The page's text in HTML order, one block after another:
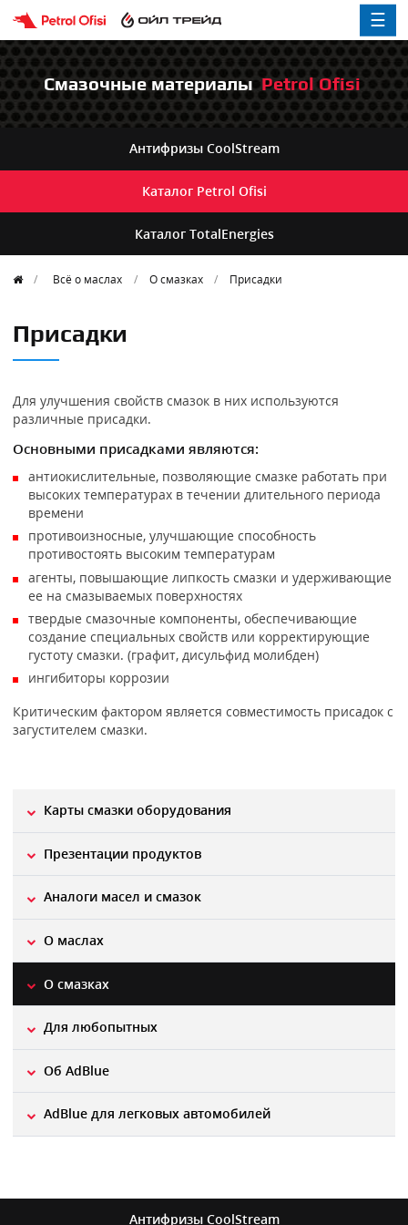
☰
Смазочные материалыPetrol Ofisi
Антифризы CoolStream
Каталог Petrol Ofisi
Каталог TotalEnergies
Всё о маслах О смазках Присадки
Присадки
Для улучшения свойств смазок в них используются
различные присадки.
Основными присадками являются:
антиокислительные, позволяющие смазке работать при
высоких температурах в течении длительного периода
времени
противоизносные, улучшающие способность
противостоять высоким температурам
агенты, повышающие липкость смазки и удерживающие
ее на смазываемых поверхностях
твердые смазочные компоненты, обеспечивающие
создание специальных свойств или корректирующие
густоту смазки. (графит, дисульфид молибден)
ингибиторы коррозии
Критическим фактором является совместимость присадок с
загустителем смазки.
Карты смазки оборудования
Презентации продуктов
Aналоги масел и смазок
О маслах
О смазках
Для любопытных
Об AdBlue
AdBlue для легковых автомобилей
Антифризы CoolStream